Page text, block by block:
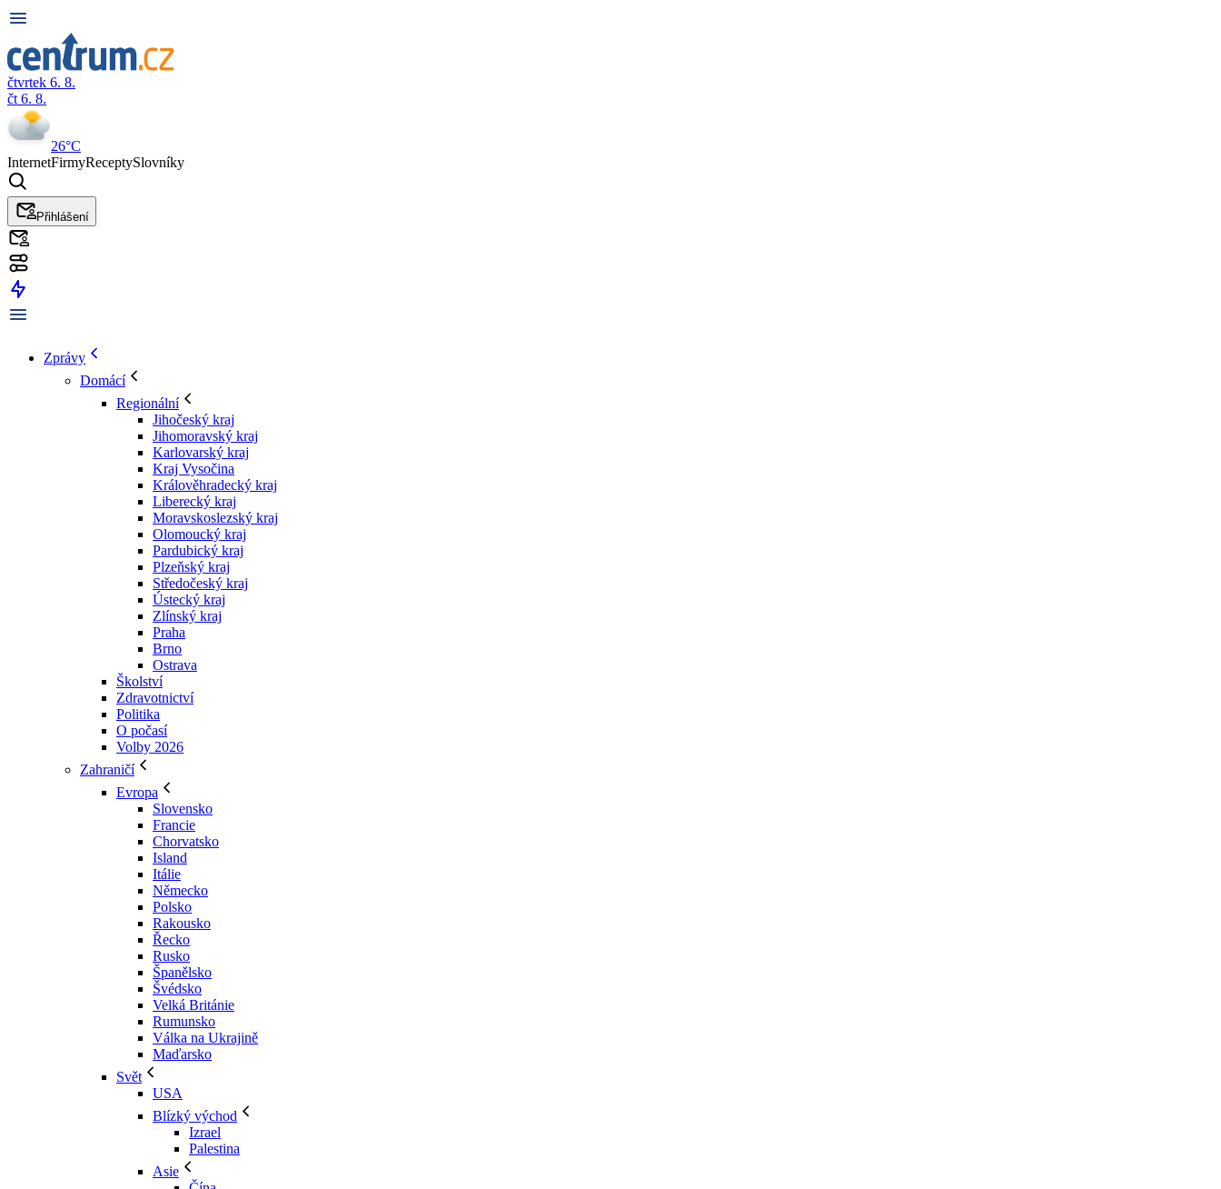
čtvrtek 6. 8.
čt 6. 8.
26°C
InternetFirmyReceptySlovníky
Přihlášení
Zprávy
Domácí
Regionální
Jihočeský kraj
Jihomoravský kraj
Karlovarský kraj
Kraj Vysočina
Králověhradecký kraj
Liberecký kraj
Moravskoslezský kraj
Olomoucký kraj
Pardubický kraj
Plzeňský kraj
Středočeský kraj
Ústecký kraj
Zlínský kraj
Praha
Brno
Ostrava
Školství
Zdravotnictví
Politika
O počasí
Volby 2026
Zahraničí
Evropa
Slovensko
Francie
Chorvatsko
Island
Itálie
Německo
Polsko
Rakousko
Řecko
Rusko
Španělsko
Švédsko
Velká Británie
Rumunsko
Válka na Ukrajině
Maďarsko
Svět
USA
Blízký východ
Izrael
Palestina
Asie